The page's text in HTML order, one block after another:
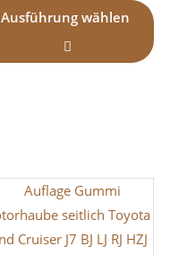
Ausführung wählen